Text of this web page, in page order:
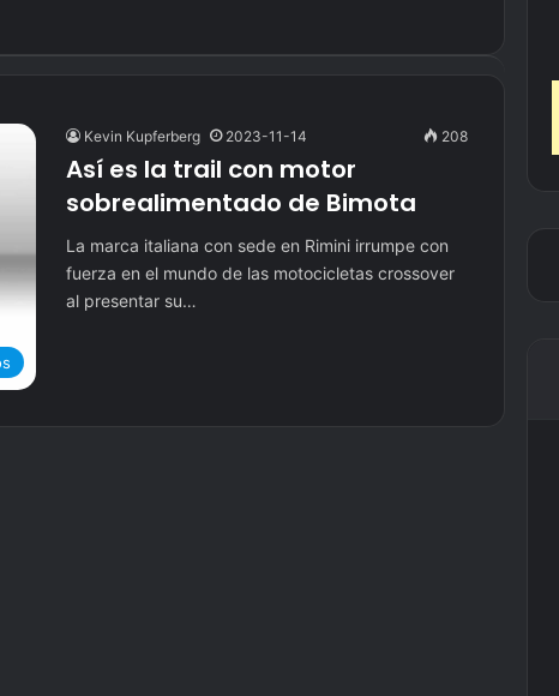
Kevin Kupferberg 2023-11-14 208
Así es la trail con motor
sobrealimentado de Bimota
La marca italiana con sede en Rimini irrumpe con
fuerza en el mundo de las motocicletas crossover
al presentar su…